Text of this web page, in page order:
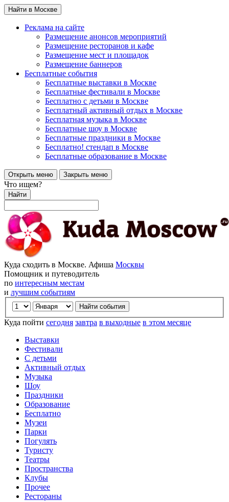
Найти в Москве
Реклама на сайте
Размещение анонсов мероприятий
Размещение ресторанов и кафе
Размещение мест и площадок
Размещение баннеров
Бесплатные события
Бесплатные выставки в Москве
Бесплатные фестивали в Москве
Бесплатно с детьми в Москве
Бесплатный активный отдых в Москве
Бесплатная музыка в Москве
Бесплатные шоу в Москве
Бесплатные праздники в Москве
Бесплатно! стендап в Москве
Бесплатные образование в Москве
Открыть меню Закрыть меню
Что ищем?
Найти
Куда сходить в Москве. Афиша Москвы
Помощник и путеводитель
по интересным местам
и лучшим событиям
Куда пойти сегодня завтра в выходные в этом месяце
Выставки
Фестивали
С детьми
Активный отдых
Музыка
Шоу
Праздники
Образование
Бесплатно
Музеи
Парки
Погулять
Туристу
Театры
Пространства
Клубы
Прочее
Рестораны